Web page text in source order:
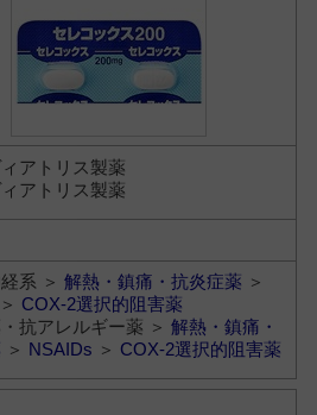
ィアトリス製薬
ィアトリス製薬
経系 ＞解熱・鎮痛・抗炎症薬 ＞
＞ COX-2選択的阻害薬
抗アレルギー薬 ＞解熱・鎮痛・
＞ NSAIDs ＞ COX-2選択的阻害薬